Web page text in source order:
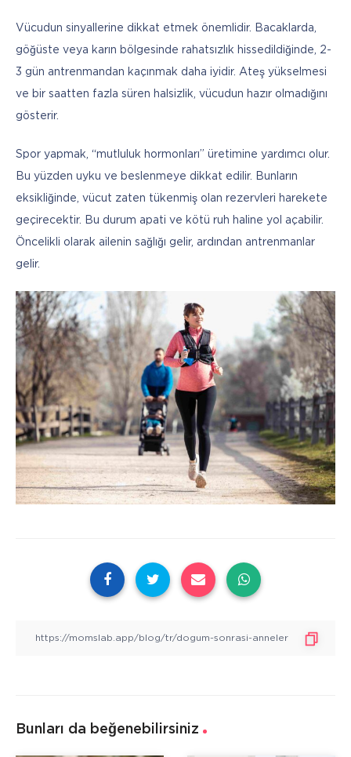
Vücudun sinyallerine dikkat etmek önemlidir. Bacaklarda,
göğüste veya karın bölgesinde rahatsızlık hissedildiğinde, 2-
3 gün antrenmandan kaçınmak daha iyidir. Ateş yükselmesi
ve bir saatten fazla süren halsizlik, vücudun hazır olmadığını
gösterir.
Spor yapmak, “mutluluk hormonları” üretimine yardımcı olur.
Bu yüzden uyku ve beslenmeye dikkat edilir. Bunların
eksikliğinde, vücut zaten tükenmiş olan rezervleri harekete
geçirecektir. Bu durum apati ve kötü ruh haline yol açabilir.
Öncelikli olarak ailenin sağlığı gelir, ardından antrenmanlar
gelir.
Bunları da beğenebilirsiniz